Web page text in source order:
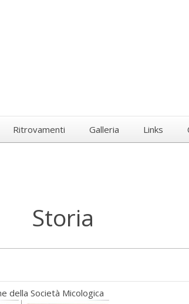
Ritrovamenti Galleria Links
Storia
della Società Micologica